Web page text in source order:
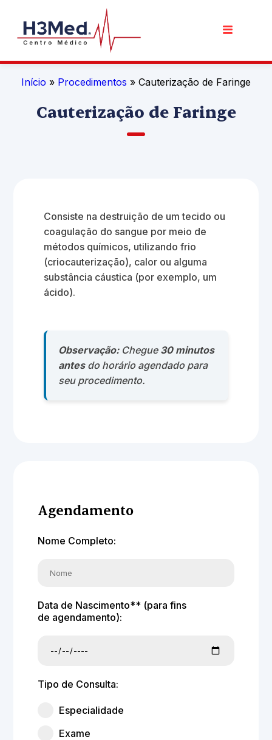
Início » Procedimentos » Cauterização de Faringe
Cauterização de Faringe
Consiste na destruição de um tecido ou
coagulação do sangue por meio de
métodos químicos, utilizando frio
(criocauterização), calor ou alguma
substância cáustica (por exemplo, um
ácido).
Observação:Chegue 30 minutos
antesdo horário agendado para
seu procedimento.
Agendamento
Nome Completo:
Data de Nascimento** (para fins
de agendamento):
Tipo de Consulta:
Especialidade
Exame